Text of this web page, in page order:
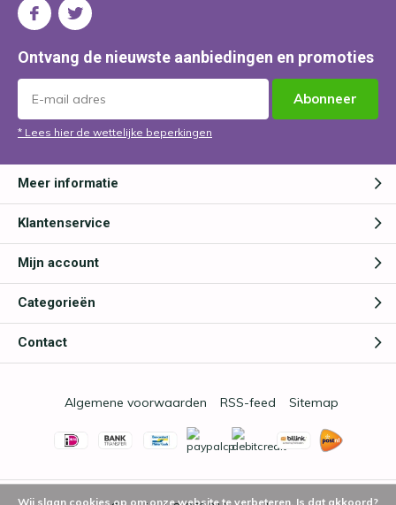
Ontvang de nieuwste aanbiedingen en promoties
Abonneer
* Lees hier de wettelijke beperkingen
Meer informatie
Klantenservice
Mijn account
Categorieën
Contact
Algemene voorwaarden RSS-feed Sitemap
Wij slaan cookies op om onze website te verbeteren. Is dat akkoord?